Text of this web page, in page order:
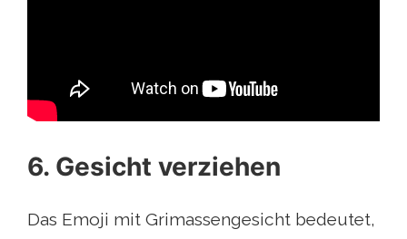
6. Gesicht verziehen
Das Emoji mit Grimassengesicht bedeutet,